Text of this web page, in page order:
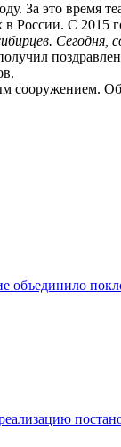
За это время
России. С 2015
Сегодня,
сооружением.